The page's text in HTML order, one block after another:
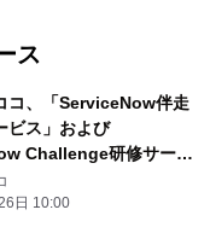
ス
コ、「ServiceNow伴走
ビス」および
Challenge研修サービ
始 ServiceNow活用
材育成”を一体で支援
日 10:00